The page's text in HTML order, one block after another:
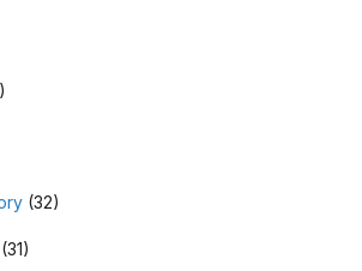
(32)
(31)